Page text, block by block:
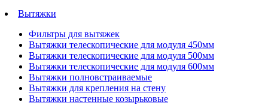
Вытяжки
Фильтры для вытяжек
Вытяжки телескопические для модуля 450мм
Вытяжки телескопические для модуля 500мм
Вытяжки телескопические для модуля 600мм
Вытяжки полновстраиваемые
Вытяжки для крепления на стену
Вытяжки настенные козырьковые